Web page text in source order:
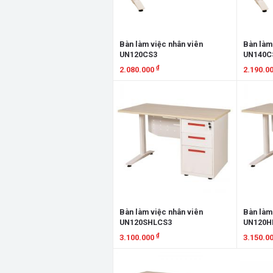
Bàn làm việc nhân viên
UN120CS3
2.080.000 ₫
Bàn
Bàn làm việc nhân viên
UN120SHLCS3
3.100.000 ₫
Bàn